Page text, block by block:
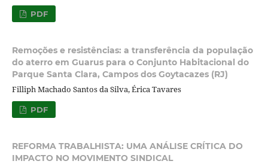
PDF
Remoções e resistências: a transferência da população
do aterro em Guarus para o Conjunto Habitacional do
Parque Santa Clara, Campos dos Goytacazes (RJ)
Filliph Machado Santos da Silva, Érica Tavares
PDF
REFORMA TRABALHISTA: UMA ANÁLISE CRÍTICA DO
IMPACTO NO MOVIMENTO SINDICAL